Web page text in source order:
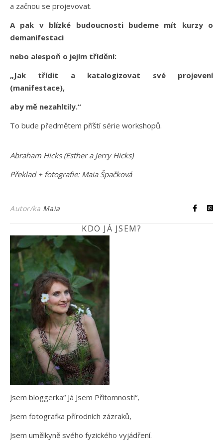
a začnou se projevovat.
A pak v blízké budoucnosti budeme mít kurzy o
demanifestaci
nebo alespoň o jejím třídění:
„Jak třídit a katalogizovat své projevení
(manifestace),
aby mě nezahltily.“
To bude předmětem příští série workshopů.
Abraham Hicks (Esther a Jerry Hicks)
Překlad + fotografie: Maia Špačková
Autor/ka Maia
KDO JÁ JSEM?
Jsem bloggerka“ Já Jsem Přítomnosti“,
Jsem fotografka přírodních zázraků,
Jsem umělkyně svého fyzického vyjádření.